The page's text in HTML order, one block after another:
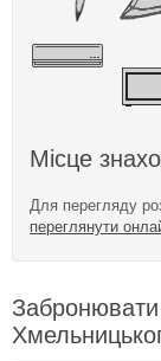
Місце
Для перегляду
переглянути